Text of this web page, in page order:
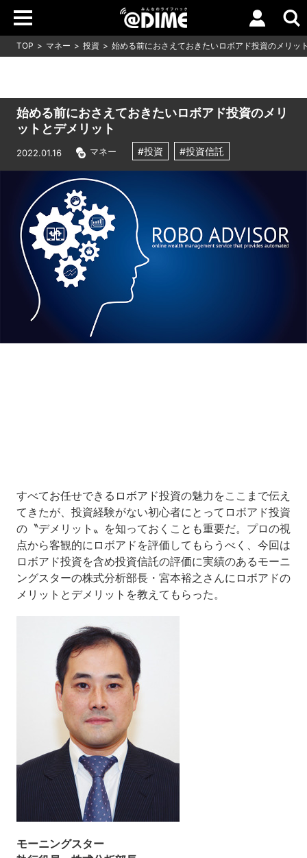
TOP マネー 投資 始める前におさえておきたいロボアド投資のメリッ
始める前におさえておきたいロボアド投資のメリ
ットとデメリット
2022.01.16 マネー #投資 #投資信託
すべてお任せできるロボアド投資の魅力をここまで伝え
てきたが、投資経験がない初心者にとってロボアド投資
の〝デメリット〟を知っておくことも重要だ。プロの視
点から客観的にロボアドを評価してもらうべく、今回は
ロボアド投資を含め投資信託の評価に実績のあるモーニ
ングスターの株式分析部長・宮本裕之さんにロボアドの
メリットとデメリットを教えてもらった。
モーニングスター